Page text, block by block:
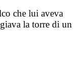
che lui aveva
la torre di un